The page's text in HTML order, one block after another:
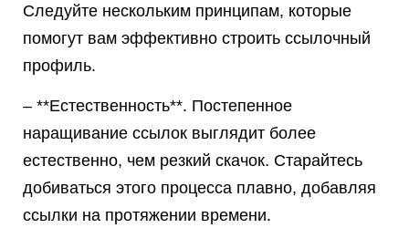
Следуйте нескольким принципам, которые
помогут вам эффективно строить ссылочный
профиль.
– **Естественность**. Постепенное
наращивание ссылок выглядит более
естественно, чем резкий скачок. Старайтесь
добиваться этого процесса плавно, добавляя
ссылки на протяжении времени.